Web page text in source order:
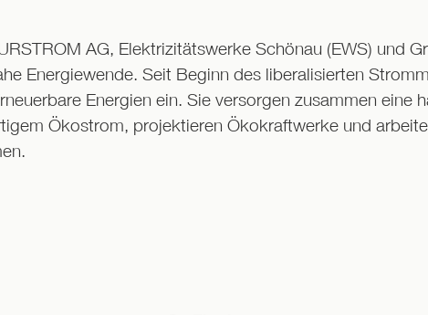
AG, Elektrizitätswerke Schönau (EWS) und
Energiewende. Seit Beginn des liberalisierten
Energien ein. Sie versorgen zusammen eine
Ökostrom, projektieren Ökokraftwerke und